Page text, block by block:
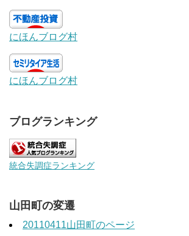
にほんブログ村
にほんブログ村
ブログランキング
統合失調症ランキング
山田町の変遷
20110411山田町のページ